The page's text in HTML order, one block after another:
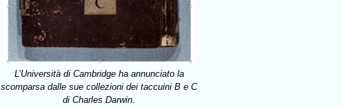
L’Università di Cambridge ha annunciato la
scomparsa dalle sue collezioni dei taccuini B e C
di Charles Darwin.